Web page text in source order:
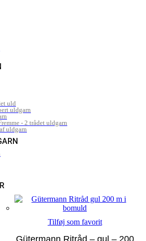
uld
uldgarn
- 2 trådet uldgarn
uldgarn
Tilføj som favorit
Gütermann Ritråd – gul – 200